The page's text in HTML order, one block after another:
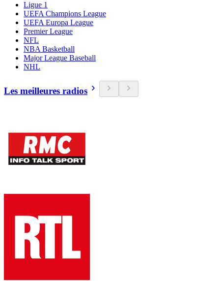
Ligue 1
UEFA Champions League
UEFA Europa League
Premier League
NFL
NBA Basketball
Major League Baseball
NHL
Les meilleures radios